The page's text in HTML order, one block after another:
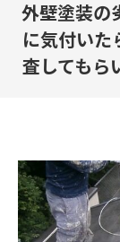
外壁塗装の
に気付いた
査してもら